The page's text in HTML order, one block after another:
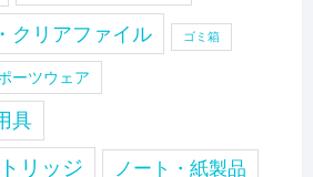
クリアファイル ゴミ箱
ーツウェア
具
リッジ ノート・紙製品